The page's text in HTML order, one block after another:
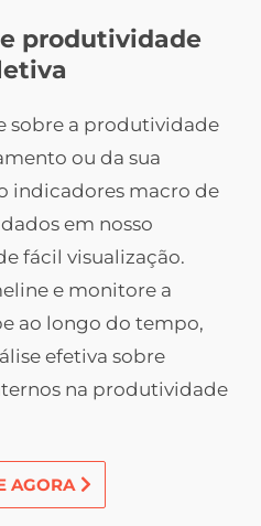
produtividade
sobre a produtividade
ou da sua
indicadores macro de
em nosso
fácil visualização.
e monitore a
ao longo do tempo,
efetiva sobre
na produtividade
AGORA